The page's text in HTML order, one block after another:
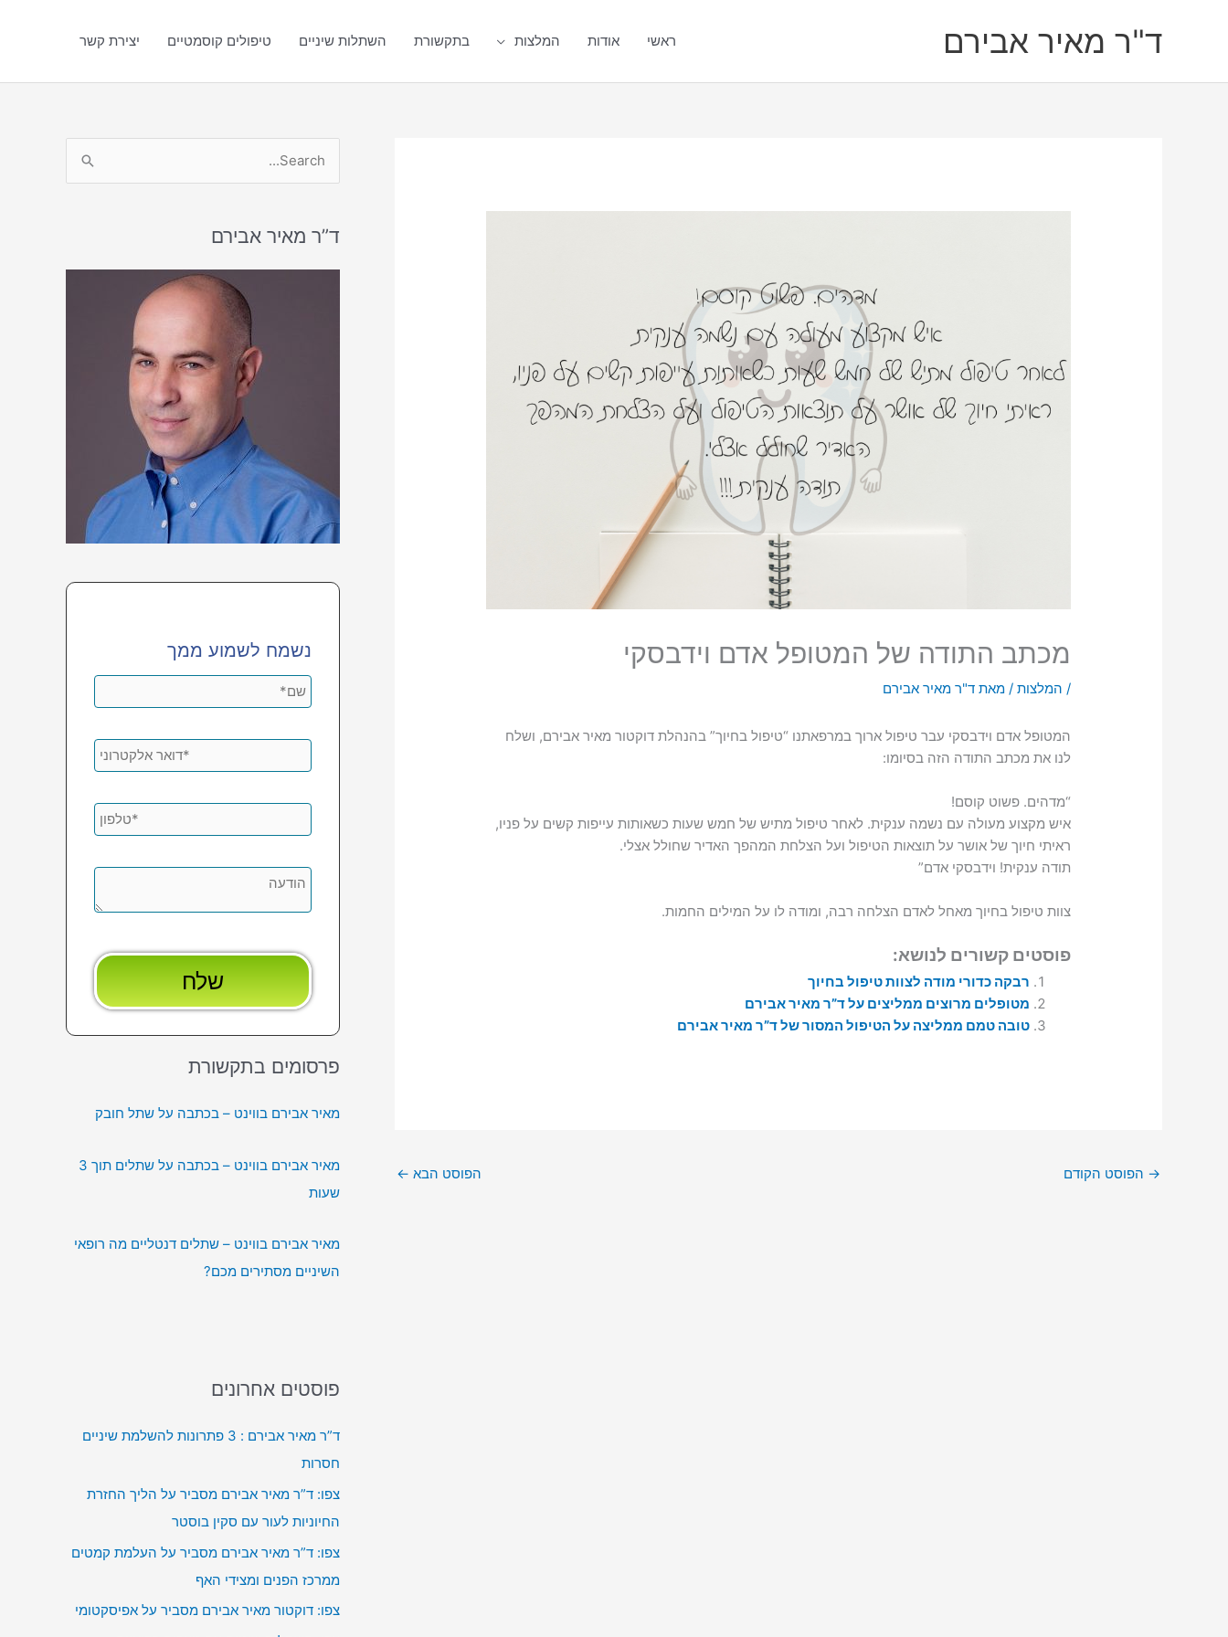
ד"ר מאיר אבירם ראשי אודות המלצות בתקשורת השתלות שיניים טיפולים קוסמטיים יצירת קשר
מכתב התודה של המטופל אדם וידבסקי
/ המלצות / מאתד"ר מאיר אבירם
המטופל אדם וידבסקי עבר טיפול ארוך במרפאתנו “טיפול בחיוך” בהנהלת דוקטור מאיר אבירם, ושלח
לנו את מכתב התודה הזה בסיומו:
“מדהים. פשוט קוסם!
איש מקצוע מעולה עם נשמה ענקית. לאחר טיפול מתיש של חמש שעות כשאותות עייפות קשים על פניו,
ראיתי חיוך של אושר על תוצאות הטיפול ועל הצלחת המהפך האדיר שחולל אצלי.
תודה ענקית! וידבסקי אדם”
צוות טיפול בחיוך מאחל לאדם הצלחה רבה, ומודה לו על המילים החמות.
פוסטים קשורים לנושא:
רבקה כדורי מודה לצוות טיפול בחיוך
מטופלים מרוצים ממליצים על ד”ר מאיר אבירם
טובה טמם ממליצה על הטיפול המסור של ד”ר מאיר אבירם
→ הפוסט הקודם הפוסט הבא ←
rד”ר מאיר אבירם
נשמח לשמוע ממך
פרסומים בתקשורת
מאיר אבירם בווינט – בכתבה על שתל חובק
מאיר אבירם בווינט – בכתבה על שתלים תוך 3
שעות
מאיר אבירם בווינט – שתלים דנטליים מה רופאי
השיניים מסתירים מכם?
פוסטים אחרונים
ד”ר מאיר אבירם : 3 פתרונות להשלמת שיניים
חסרות
צפו: ד”ר מאיר אבירם מסביר על הליך החזרת
החיוניות לעור עם סקין בוסטר
צפו: ד”ר מאיר אבירם מסביר על העלמת קמטים
ממרכז הפנים ומצידי האף
צפו: דוקטור מאיר אבירם מסביר על אפיסקטומי